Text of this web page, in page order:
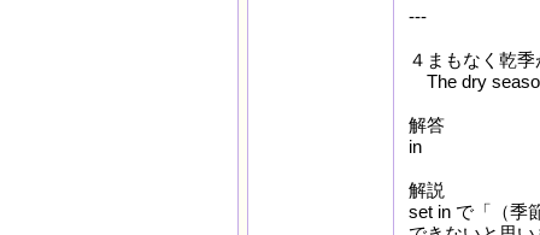
---
４まもなく乾季
The dry
解答
in
解説
set in で「（季